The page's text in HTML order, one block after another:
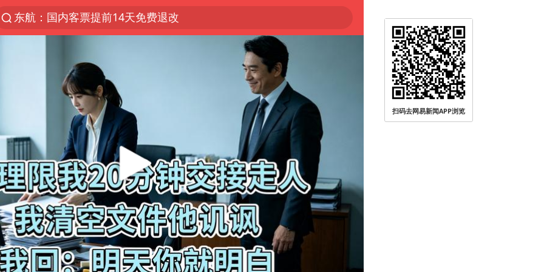
东航：国内客票提前14天免费退改
日本试射“战斧”导弹，国防部回应
台风白海豚实时路径
向鹏0-3不敌张本智和
曝韩国足协为外籍裁判员安排色情招待
四川宜宾市高县4.9级地震致1人死亡
广东雷州通报特教老师招聘违规事件
我国外贸延续良好增长态势
“新疆阿勒泰八月能滑雪”不实
陈幸同晋级WTT横滨冠军赛8强
扫码去网易新闻APP浏览